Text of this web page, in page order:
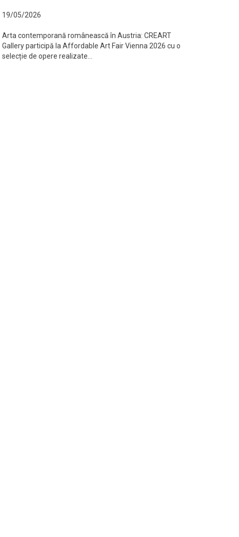
19/05/2026
Arta contemporană românească în Austria: CREART
Gallery participă la Affordable Art Fair Vienna 2026 cu o
selecție de opere realizate...